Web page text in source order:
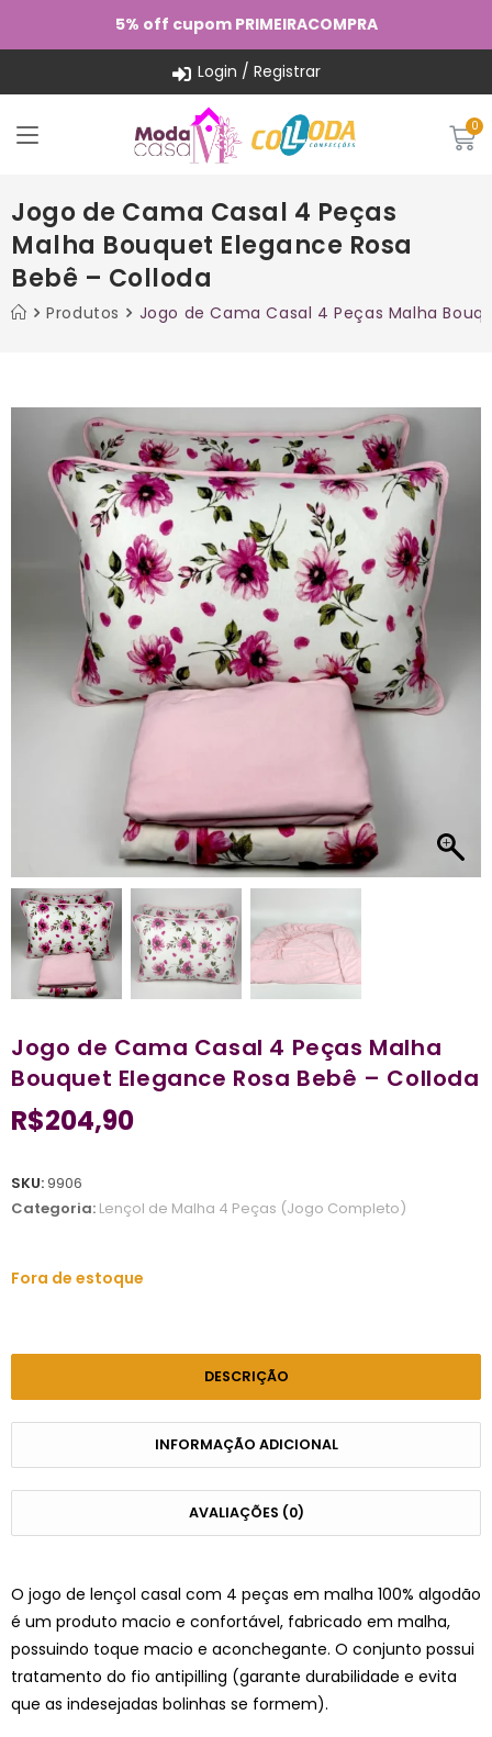
5% off cupom PRIMEIRACOMPRA
Login / Registrar
Jogo de Cama Casal 4 Peças
Malha Bouquet Elegance Rosa
Bebê – Colloda
Produtos Jogo de Cama Casal 4 Peças Malha
Jogo de Cama Casal 4 Peças Malha
Bouquet Elegance Rosa Bebê – Colloda
R$204,90
SKU:9906
Categoria: Lençol de Malha 4 Peças (Jogo Completo)
Fora de estoque
DESCRIÇÃO
INFORMAÇÃO ADICIONAL
AVALIAÇÕES (0)
O jogo de lençol casal com 4 peças em malha 100% algodão
é um produto macio e confortável, fabricado em malha,
possuindo toque macio e aconchegante. O conjunto possui
tratamento do fio antipilling (garante durabilidade e evita
que as indesejadas bolinhas se formem).